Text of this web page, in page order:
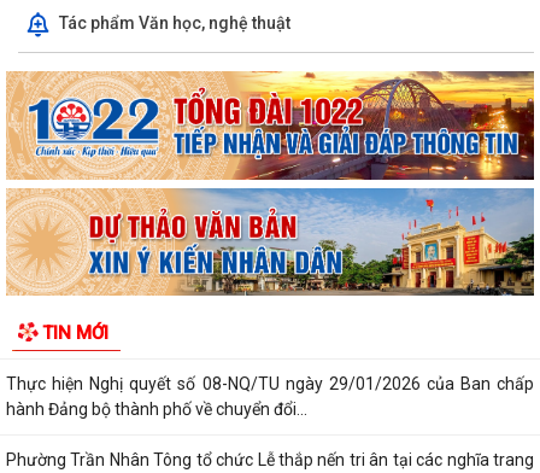
Tác phẩm Văn học, nghệ thuật
TIN MỚI
Kiến tạo “Thế” quốc gia: Bước chuyển của tư duy đối ngoại Việt Nam
trong kỷ nguyên mới
PHÁT HUY GIÁ TRỊ CÁC DI TÍCH VĂN HÓA TRONG KỶ NGUYÊN MỚI Ở
PHƯỜNG TRẦN NHÂN TÔNG, THÀNH PHỐ HẢI...
Phường Trần Nhân Tông tham dự hội nghị trực tuyến báo cáo viên
thành phố tháng 7/2026
Lãnh đạo phường kiểm tra các trạm bơm, hồ đập sau mưa lớn
tìm kiếm, quy tập và xác định...
Thực hiện Nghị quyết số 08-NQ/TU ngày 29/01/2026 của Ban chấp
hành Đảng bộ thành phố về chuyển đổi...
Phường Trần Nhân Tông tổ chức Lễ thắp nến tri ân tại các nghĩa trang